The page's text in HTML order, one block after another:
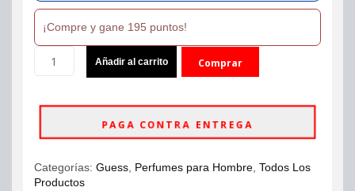
¡Compre y gane 195 puntos!
Marciano
100ml
cantidad
Añadir al carrito Comprar
PAGA CONTRA ENTREGA
Categorías: Guess, Perfumes para Hombre, Todos Los
Productos